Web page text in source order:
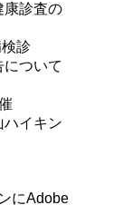
診査の
診
ついて
イキン
にAdobe